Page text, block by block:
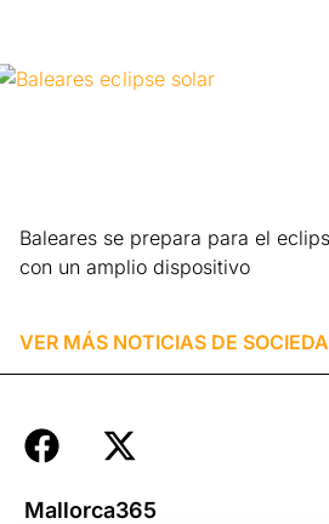
Baleares se prepara para el
con un amplio dispositivo
VER MÁS NOTICIAS DE
Mallorca365